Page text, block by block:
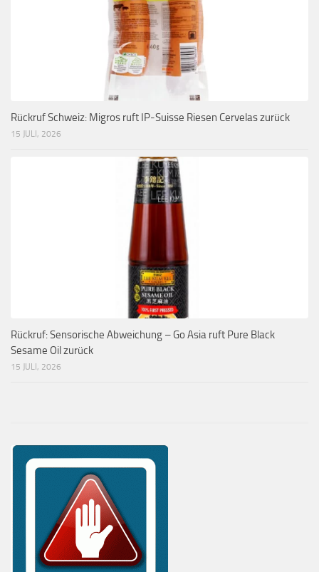
Rückruf Schweiz: Migros ruft IP-Suisse Riesen Cervelas zurück
15 JULI, 2026
Rückruf: Sensorische Abweichung – Go Asia ruft Pure Black
Sesame Oil zurück
15 JULI, 2026